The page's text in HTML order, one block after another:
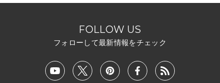
FOLLOW US
フォローして最新情報をチェック